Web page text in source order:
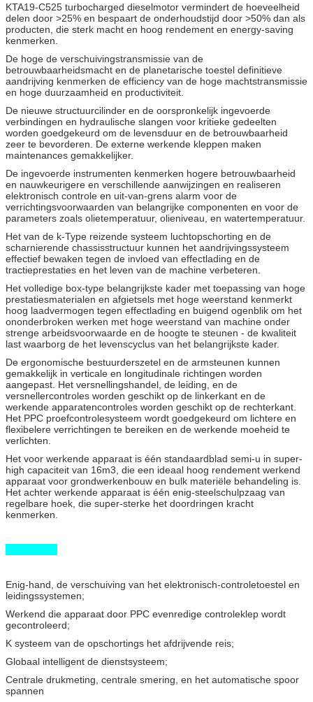
KTA19-C525 turbocharged dieselmotor vermindert de hoeveelheid
delen door >25% en bespaart de onderhoudstijd door >50% dan als
producten, die sterk macht en hoog rendement en energy-saving
kenmerken.
De hoge de verschuivingstransmissie van de
betrouwbaarheidsmacht en de planetarische toestel definitieve
aandrijving kenmerken de efficiency van de hoge machtstransmissie
en hoge duurzaamheid en productiviteit.
De nieuwe structuurcilinder en de oorspronkelijk ingevoerde
verbindingen en hydraulische slangen voor kritieke gedeelten
worden goedgekeurd om de levensduur en de betrouwbaarheid
zeer te bevorderen. De externe werkende kleppen maken
maintenances gemakkelijker.
De ingevoerde instrumenten kenmerken hogere betrouwbaarheid
en nauwkeurigere en verschillende aanwijzingen en realiseren
elektronisch controle en uit-van-grens alarm voor de
verrichtingsvoorwaarden van belangrijke componenten en voor de
parameters zoals olietemperatuur, olieniveau, en watertemperatuur.
Het van de k-Type reizende systeem luchtopschorting en de
scharnierende chassisstructuur kunnen het aandrijvingssysteem
effectief bewaken tegen de invloed van effectlading en de
tractieprestaties en het leven van de machine verbeteren.
Het volledige box-type belangrijkste kader met toepassing van hoge
prestatiesmaterialen en afgietsels met hoge weerstand kenmerkt
hoog laadvermogen tegen effectlading en buigend ogenblik om het
ononderbroken werken met hoge weerstand van machine onder
strenge arbeidsvoorwaarde en de hoogte te steunen - de kwaliteit
last waarborg de het levenscyclus van het belangrijkste kader.
De ergonomische bestuurderszetel en de armsteunen kunnen
gemakkelijk in verticale en longitudinale richtingen worden
aangepast. Het versnellingshandel, de leiding, en de
versnellercontroles worden geschikt op de linkerkant en de
werkende apparatencontroles worden geschikt op de rechterkant.
Het PPC proefcontrolesysteem wordt goedgekeurd om lichtere en
flexibelere verrichtingen te bereiken en de werkende moeheid te
verlichten.
Het voor werkende apparaat is één standaardblad semi-u in super-
high capaciteit van 16m3, die een ideaal hoog rendement werkend
apparaat voor grondwerkenbouw en bulk materiële behandeling is.
Het achter werkende apparaat is één enig-steelschulpzaag van
regelbare hoek, die super-sterke het doordringen kracht
kenmerken.
Enig-hand, de verschuiving van het elektronisch-controletoestel en
leidingssystemen;
Werkend die apparaat door PPC evenredige controleklep wordt
gecontroleerd;
K systeem van de opschortings het afdrijvende reis;
Globaal intelligent de dienstsysteem;
Centrale drukmeting, centrale smering, en het automatische spoor
spannen